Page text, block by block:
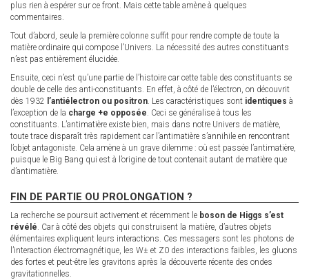
plus rien à espérer sur ce front. Mais cette table amène à quelques
commentaires.
Tout d’abord, seule la première colonne suffit pour rendre compte de toute la
matière ordinaire qui compose l’Univers. La nécessité des autres constituants
n’est pas entièrement élucidée.
Ensuite, ceci n’est qu’une partie de l’histoire car cette table des constituants se
double de celle des anti-constituants. En effet, à côté de l’électron, on découvrit
dès 1932 l’antiélectron ou positron. Les caractéristiques sont identiques à
l’exception de la charge +e opposée. Ceci se généralise à tous les
constituants. L’antimatière existe bien, mais dans notre Univers de matière,
toute trace disparaît très rapidement car l’antimatière s’annihile en rencontrant
l’objet antagoniste. Cela amène à un grave dilemme : où est passée l’antimatière,
puisque le Big Bang qui est à l’origine de tout contenait autant de matière que
d’antimatière.
FIN DE PARTIE OU PROLONGATION ?
La recherche se poursuit activement et récemment le boson de Higgs s’est
révélé. Car à côté des objets qui construisent la matière, d’autres objets
élémentaires expliquent leurs interactions. Ces messagers sont les photons de
l’interaction électromagnétique, les W± et Z0 des interactions faibles, les gluons
des fortes et peut-être les gravitons après la découverte récente des ondes
gravitationnelles.